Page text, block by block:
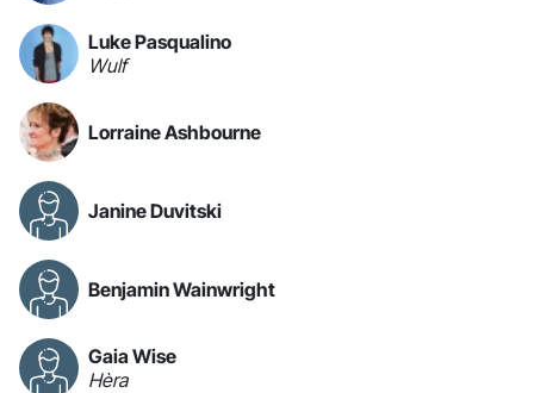
Luke Pasqualino
Wulf
Lorraine Ashbourne
Janine Duvitski
Benjamin Wainwright
Gaia Wise
Hèra